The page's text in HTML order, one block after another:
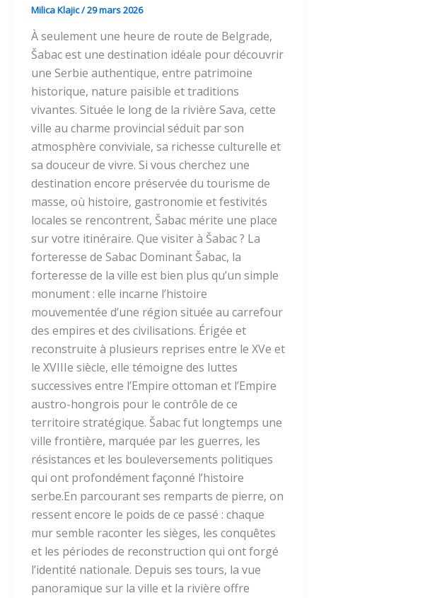
Milica Klajic/29 mars 2026
À seulement une heure de route de Belgrade,
Šabac est une destination idéale pour découvrir
une Serbie authentique, entre patrimoine
historique, nature paisible et traditions
vivantes. Située le long de la rivière Sava, cette
ville au charme provincial séduit par son
atmosphère conviviale, sa richesse culturelle et
sa douceur de vivre. Si vous cherchez une
destination encore préservée du tourisme de
masse, où histoire, gastronomie et festivités
locales se rencontrent, Šabac mérite une place
sur votre itinéraire. Que visiter à Šabac ? La
forteresse de Sabac Dominant Šabac, la
forteresse de la ville est bien plus qu’un simple
monument : elle incarne l’histoire
mouvementée d’une région située au carrefour
des empires et des civilisations. Érigée et
reconstruite à plusieurs reprises entre le XVe et
le XVIIIe siècle, elle témoigne des luttes
successives entre l’Empire ottoman et l’Empire
austro-hongrois pour le contrôle de ce
territoire stratégique. Šabac fut longtemps une
ville frontière, marquée par les guerres, les
résistances et les bouleversements politiques
qui ont profondément façonné l’histoire
serbe.En parcourant ses remparts de pierre, on
ressent encore le poids de ce passé : chaque
mur semble raconter les sièges, les conquêtes
et les périodes de reconstruction qui ont forgé
l’identité nationale. Depuis ses tours, la vue
panoramique sur la ville et la rivière offre